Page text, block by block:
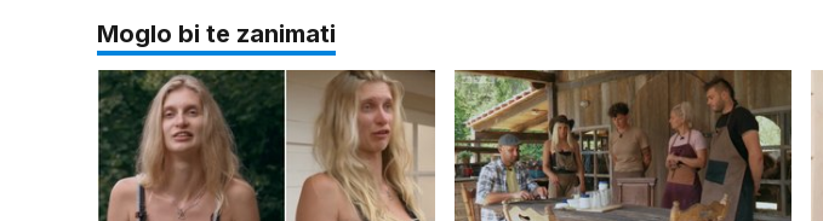
Moglo bi te zanimati